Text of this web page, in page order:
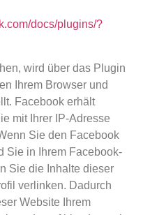
docs/plugins/?
wird über das Plugin
Ihrem Browser und
Facebook erhält
mit Ihrer IP-Adresse
Sie den Facebook
Sie in Ihrem Facebook-
Sie die Inhalte dieser
verlinken. Dadurch
Website Ihrem